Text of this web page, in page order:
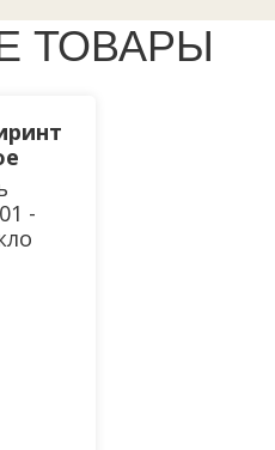
ТОВАРЫ